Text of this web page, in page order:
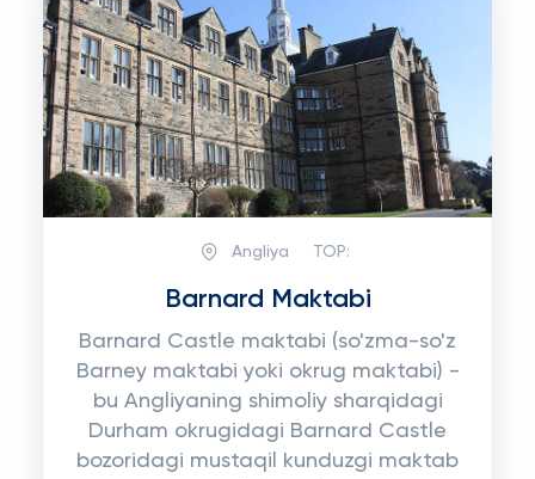
Angliya TOP:
Barnard Maktabi
Barnard Castle maktabi (so'zma-so'z
Barney maktabi yoki okrug maktabi) -
bu Angliyaning shimoliy sharqidagi
Durham okrugidagi Barnard Castle
bozoridagi mustaqil kunduzgi maktab